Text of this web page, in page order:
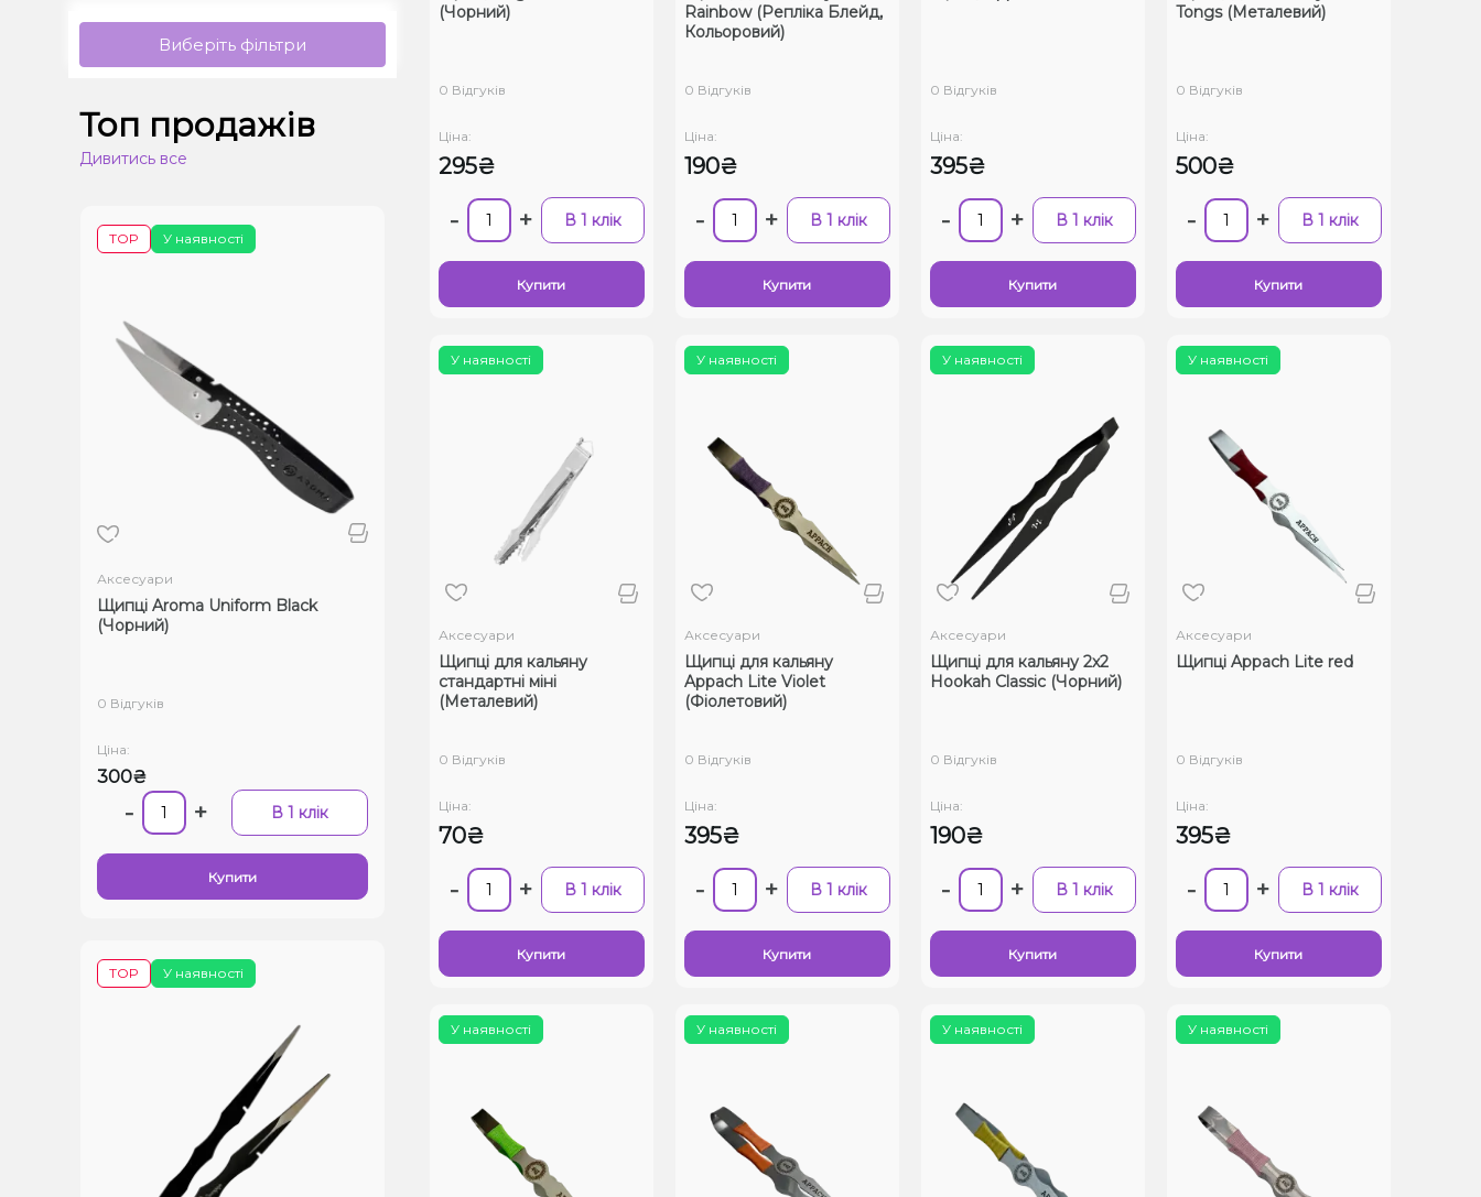
Виберіть фільтри
Топ продажів
Дивитись все
У наявності
TOP
Аксесуари
Щипці Aroma Uniform Black
(Чорний)
0 Відгуків
Ціна:
300₴
- + В 1 клік
Купити
У наявності
TOP
(Чорний)
0 Відгуків
Ціна:
295₴
- + В 1 клік
Купити
Rainbow (Репліка Блейд,
Кольоровий)
0 Відгуків
Ціна:
190₴
- + В 1 клік
Купити
0 Відгуків
Ціна:
395₴
- + В 1 клік
Купити
Tongs (Металевий)
0 Відгуків
Ціна:
500₴
- + В 1 клік
Купити
У наявності
Аксесуари
Щипці для кальяну
стандартні міні
(Металевий)
0 Відгуків
Ціна:
70₴
- + В 1 клік
Купити
У наявності
Аксесуари
Щипці для кальяну
Appach Lite Violet
(Фіолетовий)
0 Відгуків
Ціна:
395₴
- + В 1 клік
Купити
У наявності
Аксесуари
Щипці для кальяну 2x2
Hookah Classic (Чорний)
0 Відгуків
Ціна:
190₴
- + В 1 клік
Купити
У наявності
Аксесуари
Щипці Appach Lite red
0 Відгуків
Ціна:
395₴
- + В 1 клік
Купити
У наявності У наявності У наявності У наявності